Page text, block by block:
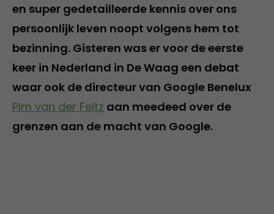
en super gedetailleerde kennis over ons
persoonlijk leven noopt volgens hem tot
bezinning. Gisteren was er voor de eerste
keer in Nederland in De Waag een debat
waar ook de directeur van Google Benelux
Pim van der Feltz aan meedeed over de
grenzen aan de macht van Google.